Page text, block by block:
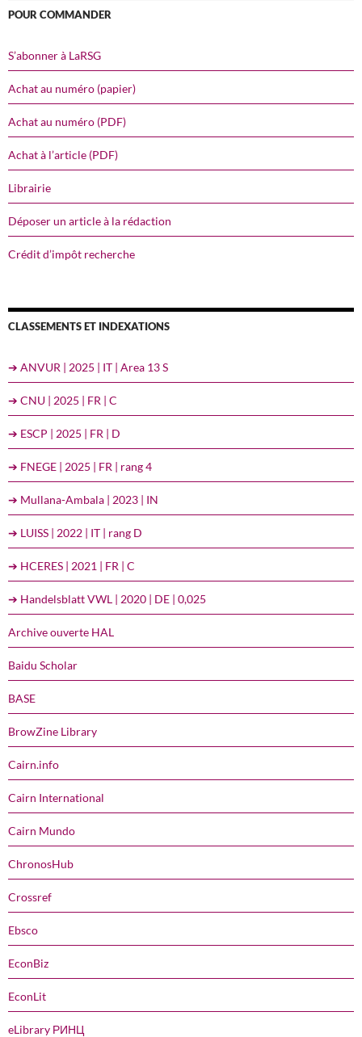
POUR COMMANDER
S’abonner à LaRSG
Achat au numéro (papier)
Achat au numéro (PDF)
Achat à l’article (PDF)
Librairie
Déposer un article à la rédaction
Crédit d’impôt recherche
CLASSEMENTS ET INDEXATIONS
➔ ANVUR | 2025 | IT | Area 13 S
➔ CNU | 2025 | FR | C
➔ ESCP | 2025 | FR | D
➔ FNEGE | 2025 | FR | rang 4
➔ Mullana-Ambala | 2023 | IN
➔ LUISS | 2022 | IT | rang D
➔ HCERES | 2021 | FR | C
➔ Handelsblatt VWL | 2020 | DE | 0,025
Archive ouverte HAL
Baidu Scholar
BASE
BrowZine Library
Cairn.info
Cairn International
Cairn Mundo
ChronosHub
Crossref
Ebsco
EconBiz
EconLit
eLibrary РИНЦ